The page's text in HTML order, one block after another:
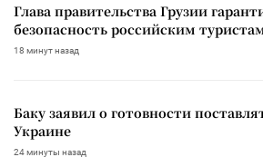
Глава правительства Грузии
безопасность российским
18 минут назад
Баку заявил о готовности
Украине
24 минуты назад